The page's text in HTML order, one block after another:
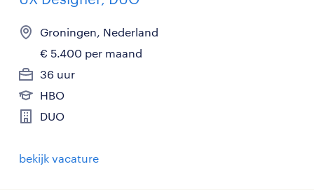
Groningen, Nederland
€ 5.400 per maand
36 uur
HBO
DUO
bekijk vacature